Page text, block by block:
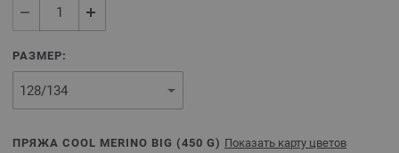
РАЗМЕР:
ПРЯЖА COOL MERINO BIG (450 G) Показать карту цветов